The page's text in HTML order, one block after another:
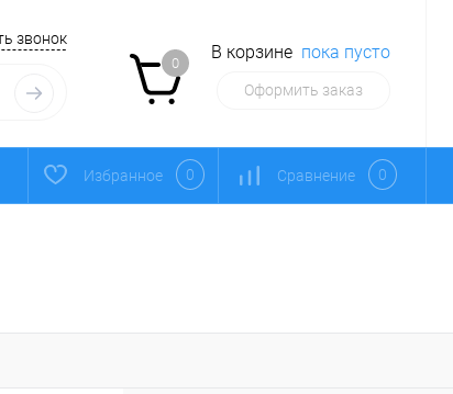
звонок
0
В корзине пока пусто
Оформить заказ
Избранное 0 Сравнение 0